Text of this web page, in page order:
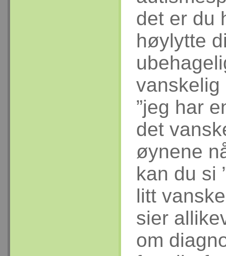
det er du
høylytte
vanskelig
”jeg har
det
øynene
kan du si
litt
sier
om